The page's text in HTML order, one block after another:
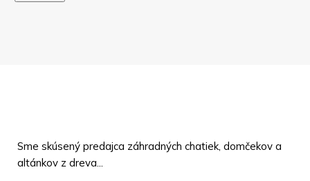
Sme skúsený predajca záhradných chatiek, domčekov a
altánkov z dreva...